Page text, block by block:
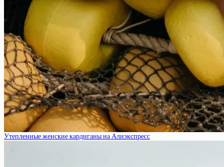
Утепленные женские кардиганы на Алиэкспресс